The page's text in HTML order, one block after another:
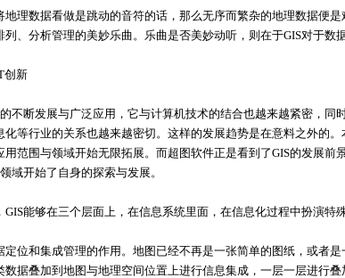
数据看做是跳动的音符的话，那么无序而繁杂的地理数据便是
、分析管理的美妙乐曲。乐曲是否美妙动听，则在于GIS对于数
新
断发展与广泛应用，它与计算机技术的结合也越来越紧密，同
化等行业的关系也越来越密切。这样的发展趋势是在意料之外的。
用范围与领域开始无限拓展。而超图软件正是看到了GIS的发展前
域开始了自身的探索与发展。
能够在三个层面上，在信息系统里面，在信息化过程中扮演特殊
和集成管理的作用。地图已经不再是一张简单的图纸，或者是
数据叠加到地图与地理空间位置上进行信息集成，一层一层进行叠